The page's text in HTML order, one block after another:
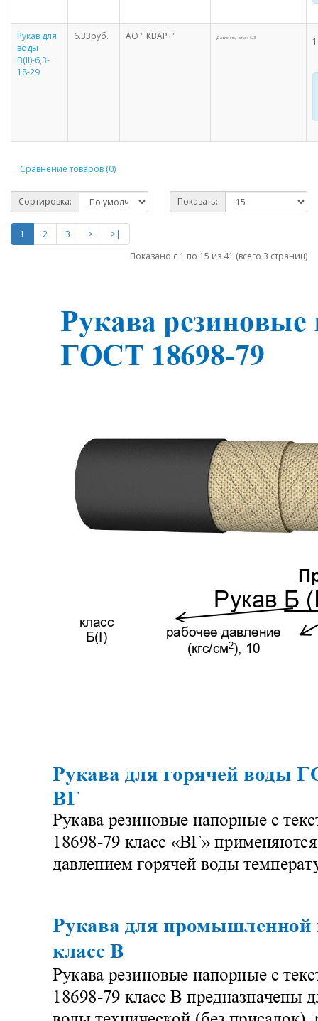
Рукав для
воды
В(II)-6,3-
18-29
6.33руб. АО " КВАРТ" Давление, атм.: 6,3
Сравнение товаров (0)
Сортировка: Показать:
1 2 3 >
>|
Показано с 1 по 15 из 41 (всего 3 страниц)